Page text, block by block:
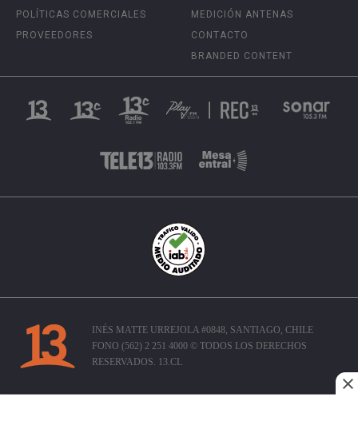
POLÍTICAS COMERCIALES
PROVEEDORES
MEDICIÓN ANTENAS
CONTACTO
BRANDED CONTENT
INÉS MATTE URREJOLA #0848, SANTIAGO, CHILE
FONO (562) 2 251 4000 © TODOS LOS DERECHOS
RESERVADOS. 13.CL